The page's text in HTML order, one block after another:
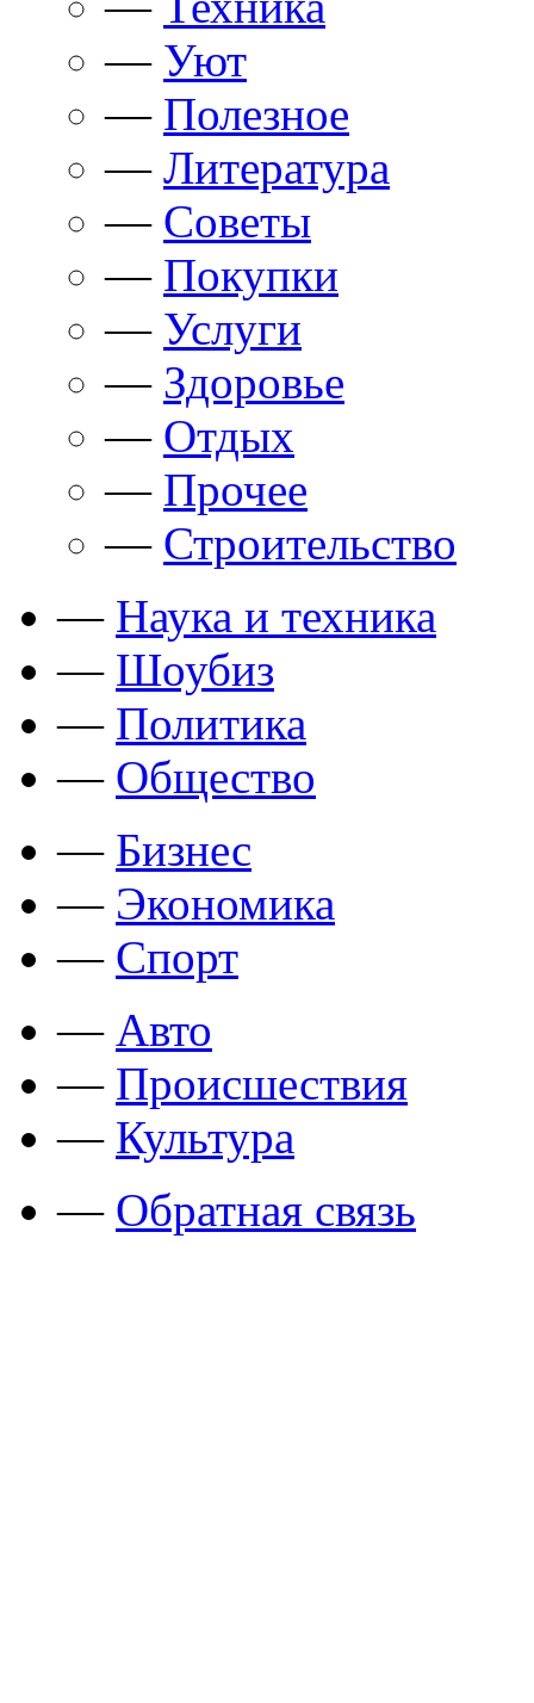
— Уют
— Полезное
— Литература
— Советы
— Покупки
— Услуги
— Здоровье
— Отдых
— Прочее
— Строительство
— Наука и техника
— Шоубиз
— Политика
— Общество
— Бизнес
— Экономика
— Спорт
— Авто
— Происшествия
— Культура
— Обратная связь